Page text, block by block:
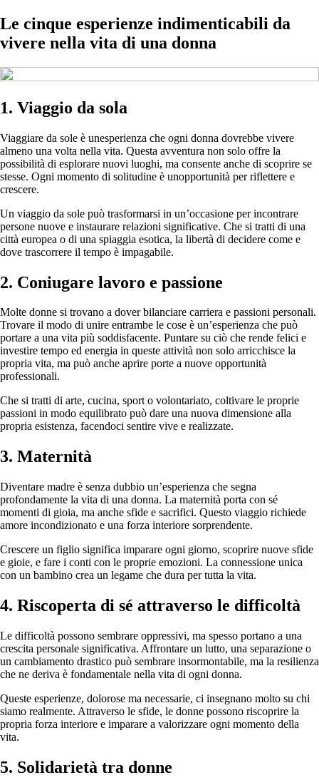
Le cinque esperienze indimenticabili da
vivere nella vita di una donna
1. Viaggio da sola
Viaggiare da sole è unesperienza che ogni donna dovrebbe vivere
almeno una volta nella vita. Questa avventura non solo offre la
possibilità di esplorare nuovi luoghi, ma consente anche di scoprire se
stesse. Ogni momento di solitudine è unopportunità per riflettere e
crescere.
Un viaggio da sole può trasformarsi in un’occasione per incontrare
persone nuove e instaurare relazioni significative. Che si tratti di una
città europea o di una spiaggia esotica, la libertà di decidere come e
dove trascorrere il tempo è impagabile.
2. Coniugare lavoro e passione
Molte donne si trovano a dover bilanciare carriera e passioni personali.
Trovare il modo di unire entrambe le cose è un’esperienza che può
portare a una vita più soddisfacente. Puntare su ciò che rende felici e
investire tempo ed energia in queste attività non solo arricchisce la
propria vita, ma può anche aprire porte a nuove opportunità
professionali.
Che si tratti di arte, cucina, sport o volontariato, coltivare le proprie
passioni in modo equilibrato può dare una nuova dimensione alla
propria esistenza, facendoci sentire vive e realizzate.
3. Maternità
Diventare madre è senza dubbio un’esperienza che segna
profondamente la vita di una donna. La maternità porta con sé
momenti di gioia, ma anche sfide e sacrifici. Questo viaggio richiede
amore incondizionato e una forza interiore sorprendente.
Crescere un figlio significa imparare ogni giorno, scoprire nuove sfide
e gioie, e fare i conti con le proprie emozioni. La connessione unica
con un bambino crea un legame che dura per tutta la vita.
4. Riscoperta di sé attraverso le difficoltà
Le difficoltà possono sembrare oppressivi, ma spesso portano a una
crescita personale significativa. Affrontare un lutto, una separazione o
un cambiamento drastico può sembrare insormontabile, ma la resilienza
che ne deriva è fondamentale nella vita di ogni donna.
Queste esperienze, dolorose ma necessarie, ci insegnano molto su chi
siamo realmente. Attraverso le sfide, le donne possono riscoprire la
propria forza interiore e imparare a valorizzare ogni momento della
vita.
5. Solidarietà tra donne